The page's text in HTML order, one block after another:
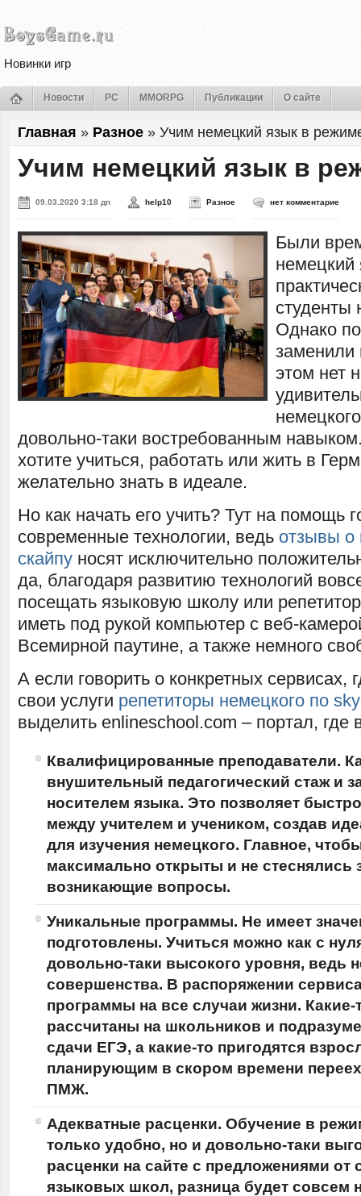
Новинки игр
Новости PC MMORPG Публикации О сайте
Главная » Разное » Учим немецкий язык в
Учим немецкий язык в
09.03.2020 3:18 дп help10 Разное нет комментарие
Были
немецкий
студенты
Однако
заменили
этом нет
довольно-таки востребованным
хотите учиться, работать или жить в
желательно знать в идеале.
Но как начать его учить? Тут на помощь
современные технологии, ведь отзывы о
скайпу носят исключительно
да, благодаря развитию технологий
посещать языковую школу или
иметь под рукой компьютер с веб-
Всемирной паутине, а также немного
А если говорить о конкретных сервисах,
свои услуги репетиторы немецкого по
выделить enlineschool.com – портал, где
Квалифицированные преподаватели.
внушительный педагогический стаж и
носителем языка. Это позволяет
между учителем и учеником, создав
для изучения немецкого. Главное,
максимально открыты и не стеснялись
возникающие вопросы.
Уникальные программы. Не имеет
подготовлены. Учиться можно как с
довольно-таки высокого уровня, ведь
совершенства. В распоряжении
программы на все случаи жизни. Какие-
рассчитаны на школьников и
сдачи ЕГЭ, а какие-то пригодятся
планирующим в скором времени
ПМЖ.
Адекватные расценки. Обучение в
только удобно, но и довольно-таки
расценки на сайте с предложениями от
языковых школ, разница будет совсем